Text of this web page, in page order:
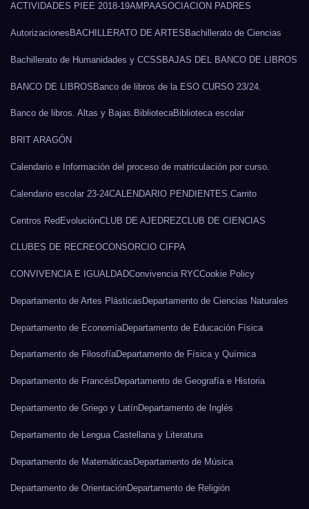
ACTIVIDADES PIEE 2018-19AMPAASOCIACION PADRES
Autorizaciones BACHILLERATO DE ARTES Bachillerato de Ciencias
Bachillerato de Humanidades y CCSS BAJAS DEL BANCO DE LIBROS
BANCO DE LIBROSBanco de libros de la ESO CURSO 23/24.
Banco de libros. Altas y Bajas. BibliotecaBiblioteca escolar
BRIT ARAGÓN
Calendario e Información del proceso de matriculación por curso.
Calendario escolar 23-24CALENDARIO PENDIENTES. Carrito
Centros RedEvoluciónCLUB DE AJEDREZCLUB DE CIENCIAS
CLUBES DE RECREOCONSORCIO CIFPA
CONVIVENCIA E IGUALDADConvivencia RYCCookie Policy
Departamento de Artes Plásticas Departamento de Ciencias Naturales
Departamento de EconomíaDepartamento de Educación Física
Departamento de FilosofíaDepartamento de Física y Química
Departamento de Francés Departamento de Geografía e Historia
Departamento de Griego y LatínDepartamento de Inglés
Departamento de Lengua Castellana y Literatura
Departamento de MatemáticasDepartamento de Música
Departamento de OrientaciónDepartamento de Religión